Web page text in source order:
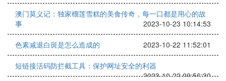
澳门莫义记：独家榴莲雪糕的美食传奇，每一口都是用心的故
事
2023-10-23 10:14:53
色素减退白斑是怎么造成的 2023-10-22 11:52:01
短链接活码防拦截工具：保护网址安全的利器
2023-10-22 09:56:30